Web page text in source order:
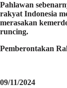
Pahlawan
rakyat Indonesia
merasakan
runcing.
Pemberontakan
09/11/2024